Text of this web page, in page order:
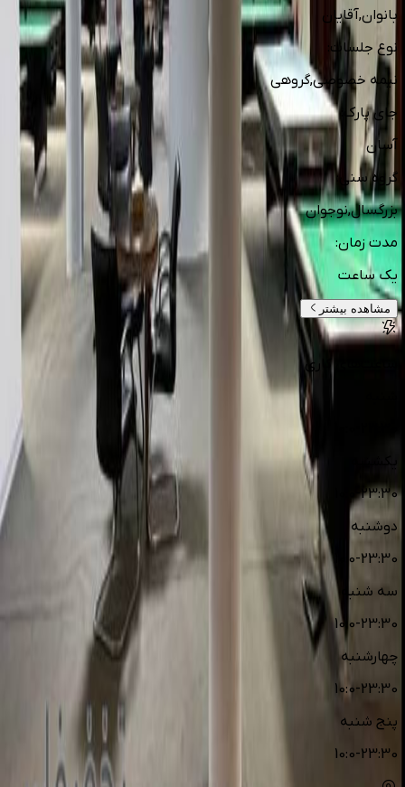
بانوان,آقایان
نوع جلسات
نیمه خصوصی,گروهی
جای پارک
آسان
گروه سنی :
بزرگسال,نوجوان
مدت زمان:
یک ساعت
مشاهده بیشتر
ساعت‌های کاری
10:0-23:30
دوشنبه
10:0-23:30
سه شنبه
10:0-23:30
چهارشنبه
10:0-23:30
پنج شنبه
10:0-23:30